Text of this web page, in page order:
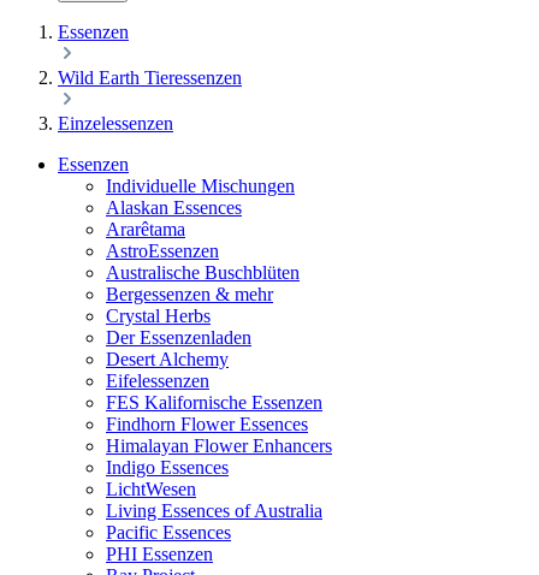
Essenzen
Wild Earth Tieressenzen
Einzelessenzen
Essenzen
Individuelle Mischungen
Alaskan Essences
Ararêtama
AstroEssenzen
Australische Buschblüten
Bergessenzen & mehr
Crystal Herbs
Der Essenzenladen
Desert Alchemy
Eifelessenzen
FES Kalifornische Essenzen
Findhorn Flower Essences
Himalayan Flower Enhancers
Indigo Essences
LichtWesen
Living Essences of Australia
Pacific Essences
PHI Essenzen